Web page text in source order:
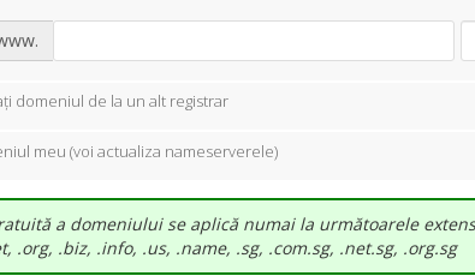
domeniul de la un alt registrar
meu (voi actualiza nameserverele)
a domeniului se aplică numai la următoarele
.org, .biz, .info, .us, .name, .sg, .com.sg, .net.sg, .org.sg